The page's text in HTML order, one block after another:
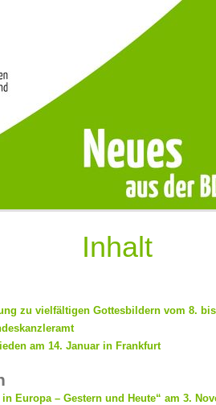
Inhalt
zu vielfältigen Gottesbildern vom 8.
am 14. Januar in Frankfurt
Europa – Gestern und Heute“ am 3.